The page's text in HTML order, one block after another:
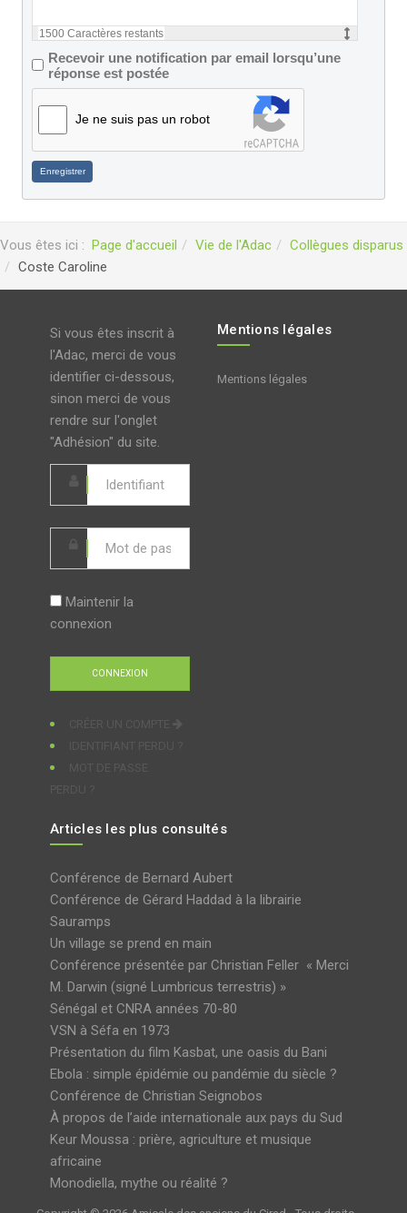
1500 Caractères restants
Recevoir une notification par email lorsqu’une
réponse est postée
Je ne suis pas un robot
Enregistrer
Vous êtes ici : Page d'accueil Vie de l'Adac
Collègues disparus
Coste Caroline
Si vous êtes inscrit à
l'Adac, merci de vous
identifier ci-dessous,
sinon merci de vous
rendre sur l'onglet
"Adhésion" du site.
Maintenir la
connexion
Mentions légales
Mentions légales
Articles les plus consultés
Conférence de Bernard Aubert
Conférence de Gérard Haddad à la librairie
Sauramps
Un village se prend en main
Conférence présentée par Christian Feller « Merci
M. Darwin (signé Lumbricus terrestris) »
Sénégal et CNRA années 70-80
VSN à Séfa en 1973
Présentation du film Kasbat, une oasis du Bani
Ebola : simple épidémie ou pandémie du siècle ?
Conférence de Christian Seignobos
À propos de l’aide internationale aux pays du Sud
Keur Moussa : prière, agriculture et musique
africaine
Monodiella, mythe ou réalité ?